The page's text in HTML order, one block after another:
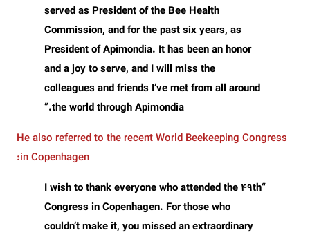
served as President of the Bee Health
Commission, and for the past six years, as
President of Apimondia. It has been an honor
and a joy to serve, and I will miss the
colleagues and friends I’ve met from all around
the world through Apimondia.
”
He also referred to the recent World Beekeeping Congress
in Copenhagen:
“I wish to thank everyone who attended the 49th
Congress in Copenhagen. For those who
couldn’t make it, you missed an extraordinary